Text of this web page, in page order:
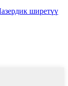
ширетүү